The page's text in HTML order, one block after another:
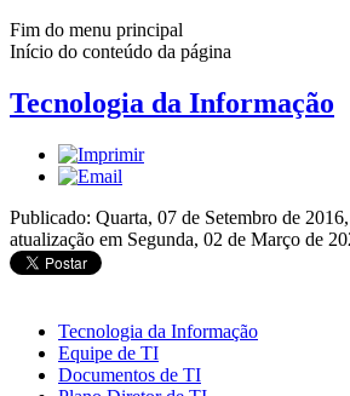
Fim do menu principal
Início do conteúdo da página
Tecnologia da Informação
Publicado: Quarta, 07 de Setembro de
atualização em Segunda, 02 de Março de
Tecnologia da Informação
Equipe de TI
Documentos de TI